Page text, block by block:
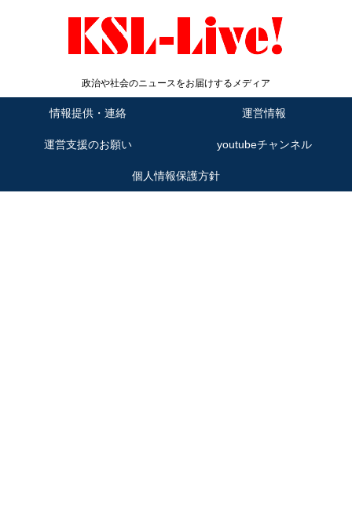
政治や社会のニュースをお届けするメディア
情報提供・連絡 運営情報
運営支援のお願い youtubeチャンネル
個人情報保護方針